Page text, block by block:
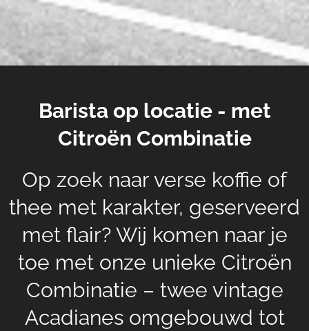
Barista op locatie - met
Citroën Combinatie
Op zoek naar verse koffie of
thee met karakter, geserveerd
met flair? Wij komen naar je
toe met onze unieke Citroën
Combinatie – twee vintage
Acadianes omgebouwd tot